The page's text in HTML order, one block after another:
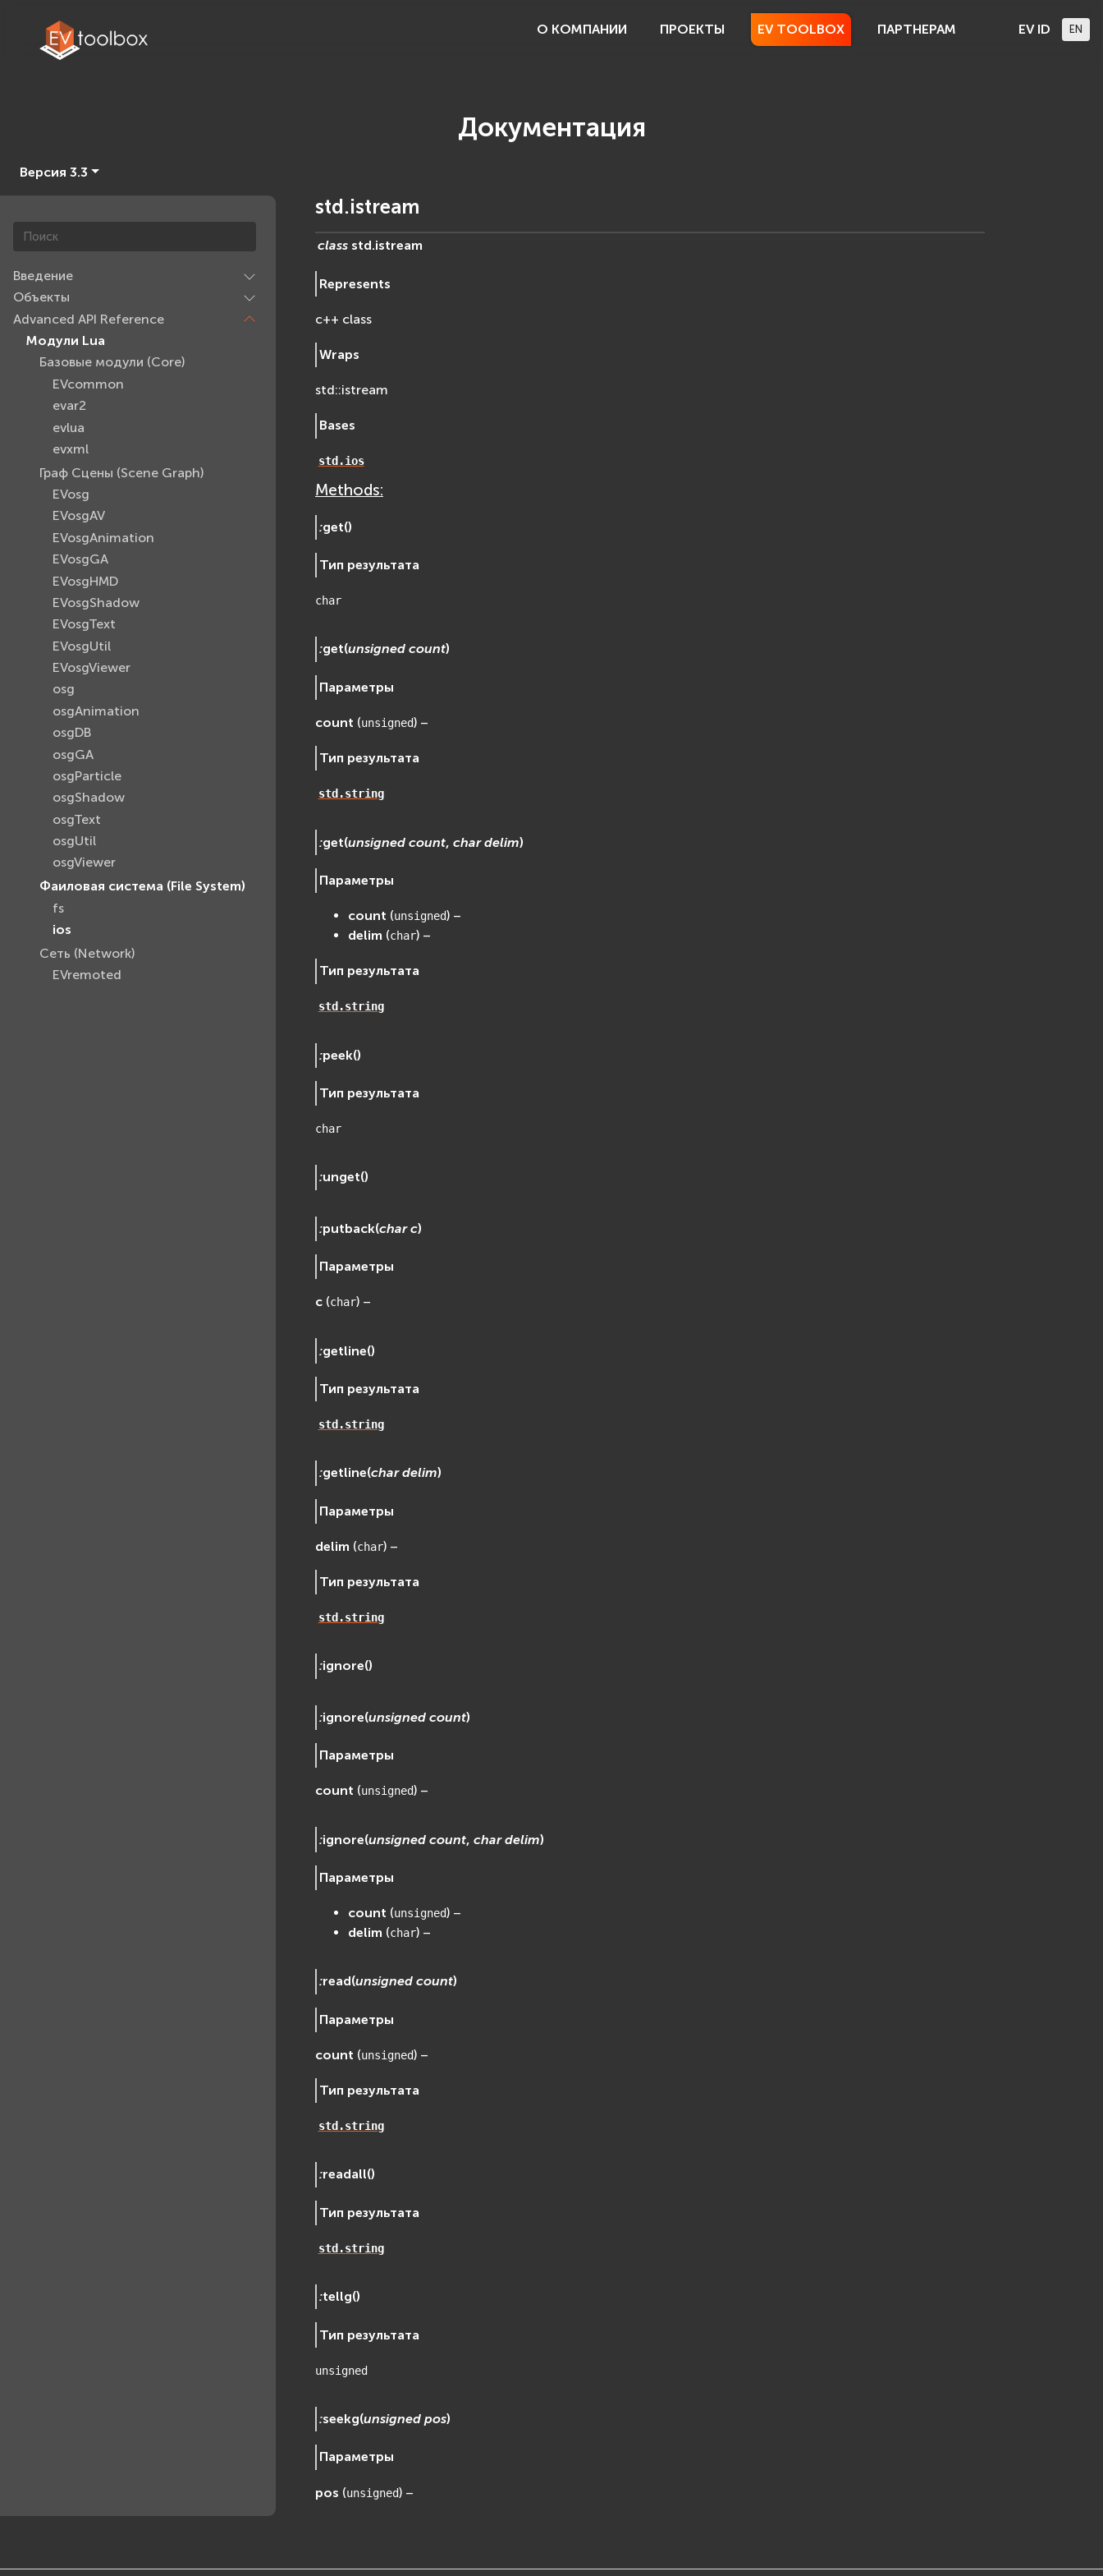
О КОМПАНИИ ПРОЕКТЫ EV TOOLBOX ПАРТНЕРАМ EV ID EN
Документация
Версия 3.3
Введение
Объекты
Advanced API Reference
Модули Lua
Базовые модули (Core)
EVcommon
evar2
evlua
evxml
Граф Сцены (Scene Graph)
EVosg
EVosgAV
EVosgAnimation
EVosgGA
EVosgHMD
EVosgShadow
EVosgText
EVosgUtil
EVosgViewer
osg
osgAnimation
osgDB
osgGA
osgParticle
osgShadow
osgText
osgUtil
osgViewer
Фаиловая система (File System)
fs
ios
Сеть (Network)
EVremoted
std.istream
class std.istream
Represents
c++ class
Wraps
std::istream
Bases
std.ios
Methods:
:get()
Тип результата
char
:get(unsigned count)
Параметры
count (unsigned) –
Тип результата
std.string
:get(unsigned count,char delim)
Параметры
count (unsigned) –
delim (char) –
Тип результата
std.string
:peek()
Тип результата
char
:unget()
:putback(char c)
Параметры
c (char) –
:getline()
Тип результата
std.string
:getline(char delim)
Параметры
delim (char) –
Тип результата
std.string
:ignore()
:ignore(unsigned count)
Параметры
count (unsigned) –
:ignore(unsigned count,char delim)
Параметры
count (unsigned) –
delim (char) –
:read(unsigned count)
Параметры
count (unsigned) –
Тип результата
std.string
:readall()
Тип результата
std.string
:tellg()
Тип результата
unsigned
:seekg(unsigned pos)
Параметры
pos (unsigned) –